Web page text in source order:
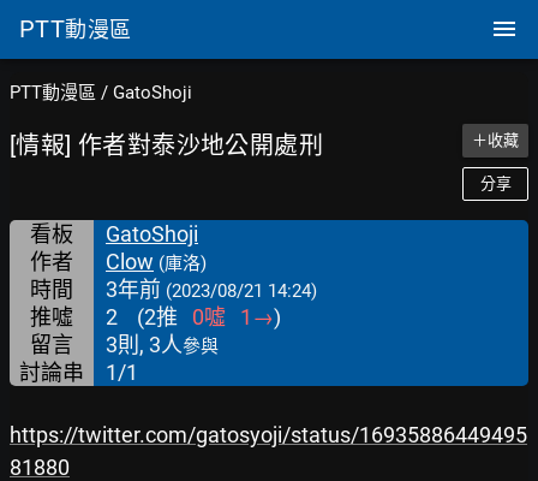
PTT動漫區
PTT動漫區 / GatoShoji
[情報] 作者對泰沙地公開處刑 ＋收藏
分享
看板
GatoShoji
作者
Clow (庫洛)
時間 3年前 (2023/08/21 14:24)
推噓 2 (2推 0噓 1 →)
留言
3則, 3人參與
討論串 1/1
https://twitter.com/gatosyoji/status/16935886449495
81880